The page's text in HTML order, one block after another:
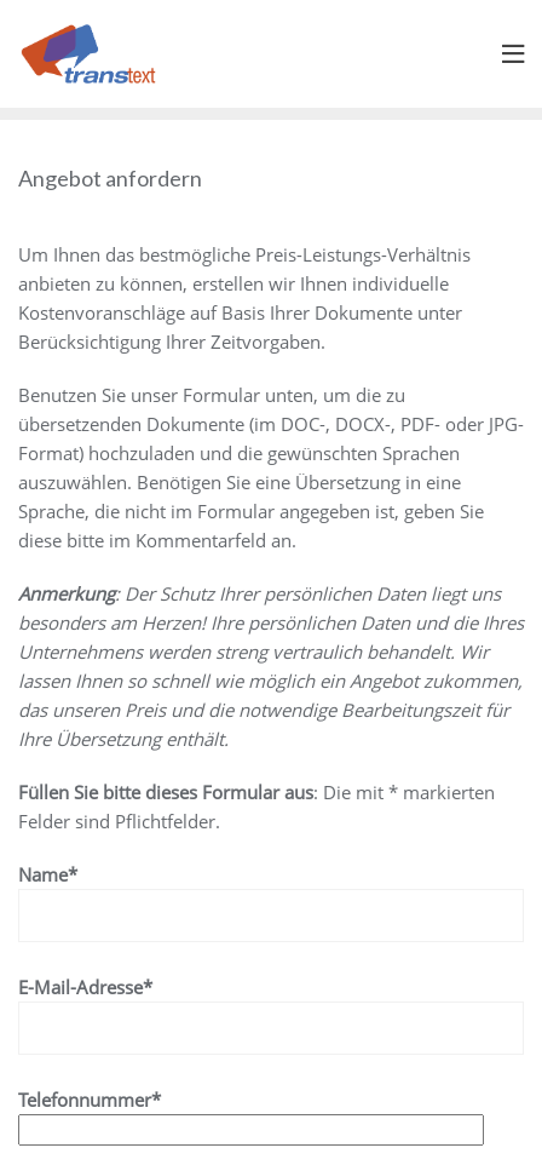
content
Angebot anfordern
Um Ihnen das bestmögliche Preis-Leistungs-Verhältnis
anbieten zu können, erstellen wir Ihnen individuelle
Kostenvoranschläge auf Basis Ihrer Dokumente unter
Berücksichtigung Ihrer Zeitvorgaben.
Benutzen Sie unser Formular unten, um die zu
übersetzenden Dokumente (im DOC-, DOCX-, PDF- oder JPG-
Format) hochzuladen und die gewünschten Sprachen
auszuwählen. Benötigen Sie eine Übersetzung in eine
Sprache, die nicht im Formular angegeben ist, geben Sie
diese bitte im Kommentarfeld an.
Anmerkung: Der Schutz Ihrer persönlichen Daten liegt uns
besonders am Herzen! Ihre persönlichen Daten und die Ihres
Unternehmens werden streng vertraulich behandelt. Wir
lassen Ihnen so schnell wie möglich ein Angebot zukommen,
das unseren Preis und die notwendige Bearbeitungszeit für
Ihre Übersetzung enthält.
Füllen Sie bitte dieses Formular aus: Die mit * markierten
Felder sind Pflichtfelder.
Name*
E-Mail-Adresse*
Telefonnummer*